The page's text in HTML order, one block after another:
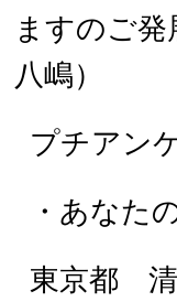
ますのご
八嶋）
プチアン
・あなた
東京都